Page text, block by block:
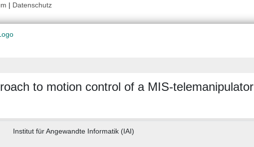
| Datenschutz
to motion control of a MIS-telemanipulator
Institut für Angewandte Informatik (IAI)